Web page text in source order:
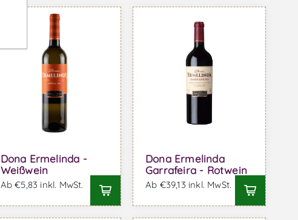
Dona Ermelinda -
Weißwein
Ab €5,83 inkl. MwSt.
Dona Ermelinda
Garrafeira - Rotwein
Ab €39,13 inkl. MwSt.